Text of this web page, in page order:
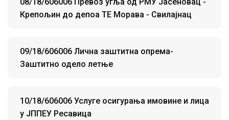
Крепољин до депоа ТЕ Морава - Свилајнац
09/18/606006 Лична заштитна опрема-
Заштитно одело летње
10/18/606006 Услуге осигурања имовине и лица
у ЈППЕУ Ресавица